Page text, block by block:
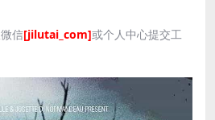
信[jilutai_com]或个人中心提交工